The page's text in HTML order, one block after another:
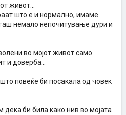
живот...
што е и нормално, имаме
немало непочитување дури и
во мојот живот само
и доверба...
повеќе би посакала од човек
би била како нив во мојата